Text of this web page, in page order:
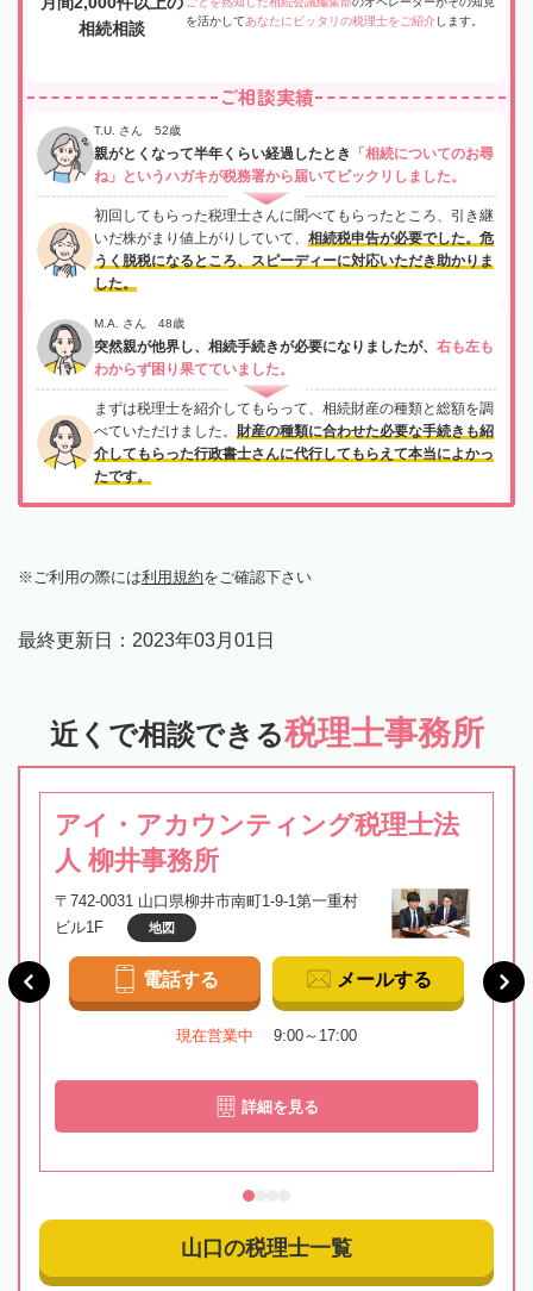
相続相談
を活かしてあなたにピッタリの税理士をご紹介 します。
ご相談実績
T.U. さん 52歳
親がとくなって半年くらい経過したとき
「相続についてのお尋
ね」というハガキが税務署から届いてビックリしました。
初回してもらった税理士さんに聞べてもらったところ、引き継
いだ株がまり値上がりしていて、 相続税申告が必要でした。危
うく脱税になるところ、スピーディーに対応いただき助かりま
した。
M.A. さん 48歳
突然親が他界し、相続手続きが必要になりましたが、 右も左も
わからず困り果てていました。
まずは税理士を紹介してもらって、相続財産の種類と総額を調
べていただけました。 財産の種類に合わせた必要な手続きも紹
介してもらった行政書士さんに代行してもらえて本当によかっ
たです。
ご利用の際には利用規約をご確認下さい
最終更新日： 2023年03月01日
近くで相談できる税理士事務所
アイ・アカウンティング税理士法
人 柳井事務所
〒742-0031 山口県柳井市南町1-9-1第一重村
ビル1F
地図
電話する メールする
現在営業中 9:00～17:00
詳細を見る
山口の税理士一覧